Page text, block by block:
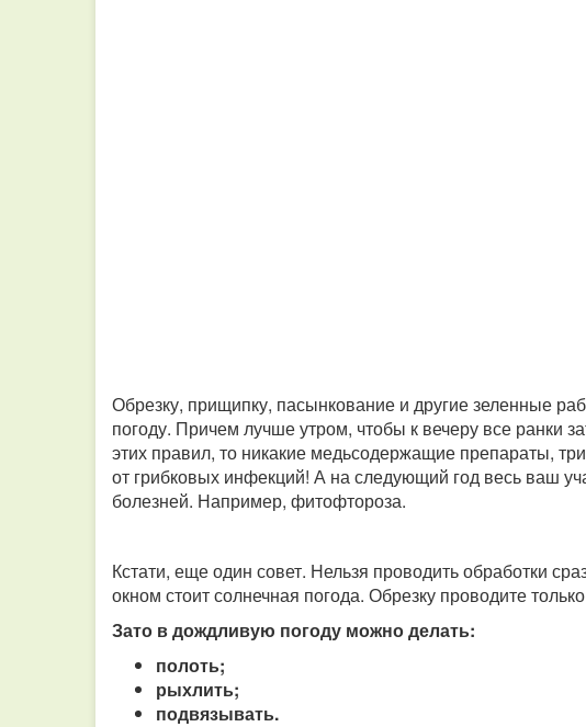
Обрезку, прищипку, пасынкование и другие зеленные
погоду. Причем лучше утром, чтобы к вечеру все ранки
этих правил, то никакие медьсодержащие препараты,
от грибковых инфекций! А на следующий год весь ваш
болезней. Например, фитофтороза.
Кстати, еще один совет. Нельзя проводить обработки
окном стоит солнечная погода. Обрезку проводите
Зато в дождливую погоду можно делать:
полоть;
рыхлить;
подвязывать.